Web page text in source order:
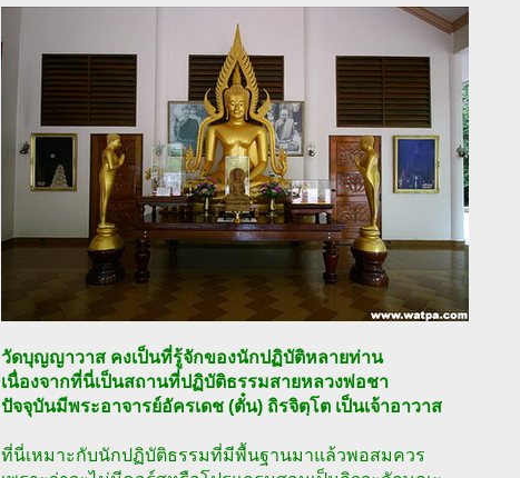
วัดบุญญาวาส คงเป็นที่รู้จักของนักปฏิบัติหลายท่าน
เนื่องจากที่นี่เป็นสถานที่ปฏิบัติธรรมสายหลวงพ่อชา
ปัจจุบันมีพระอาจารย์อัครเดช (ตั๋น) ถิรจิตฺโต เป็นเจ้าอาวาส
ที่นี่เหมาะกับนักปฏิบัติธรรมที่มีพื้นฐานมาแล้วพอสมควร